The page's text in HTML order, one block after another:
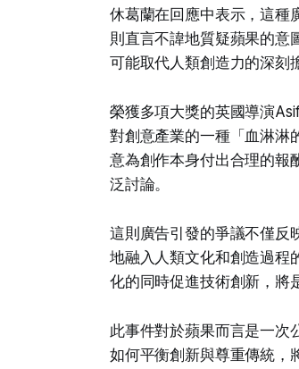
休葛蘭在回應中表示，這種
則直言不諱地質疑蘋果的意
可能取代人類創造力的深刻
榮獲多項大獎的英國導演
對創意產業的一種「血淋淋
意為創作本身付出合理的報
泛討論。
這則廣告引發的爭議不僅反
地融入人類文化和創造過程
化的同時促進技術創新，將
此事件對於蘋果而言是一次
如何平衡創新與尊重傳統，